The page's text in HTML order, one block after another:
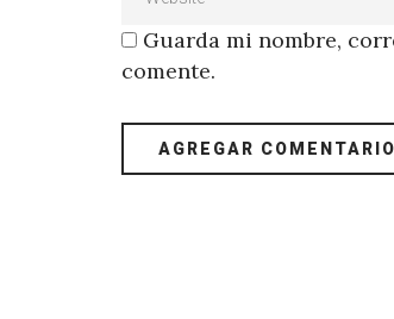
Guarda mi nombre,
comente.